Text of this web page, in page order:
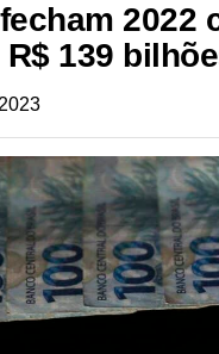
2022
139